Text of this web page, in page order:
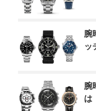
腕
ッ
腕
は